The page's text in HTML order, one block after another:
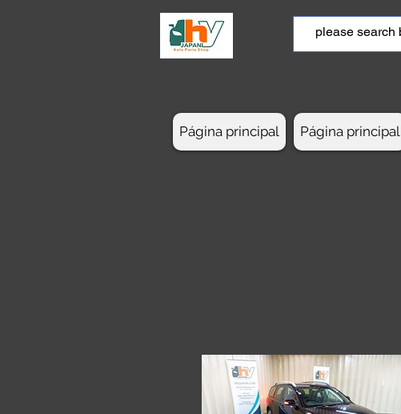
Página principal Página principal